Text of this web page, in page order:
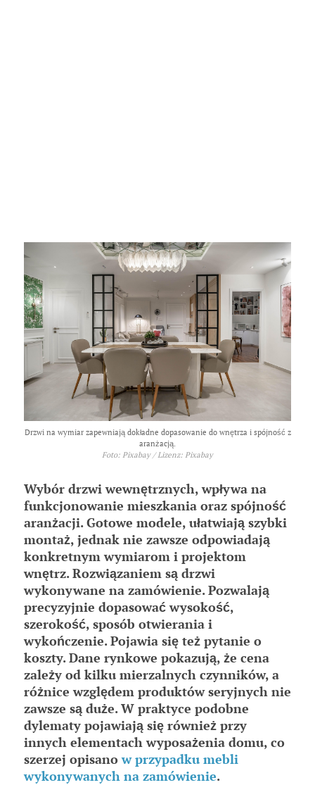
Drzwi na wymiar zapewniają dokładne dopasowanie do wnętrza i spójność z
aranżacją.
Foto: Pixabay / Lizenz: Pixabay
Wybór drzwi wewnętrznych, wpływa na
funkcjonowanie mieszkania oraz spójność
aranżacji. Gotowe modele, ułatwiają szybki
montaż, jednak nie zawsze odpowiadają
konkretnym wymiarom i projektom
wnętrz. Rozwiązaniem są drzwi
wykonywane na zamówienie. Pozwalają
precyzyjnie dopasować wysokość,
szerokość, sposób otwierania i
wykończenie. Pojawia się też pytanie o
koszty. Dane rynkowe pokazują, że cena
zależy od kilku mierzalnych czynników, a
różnice względem produktów seryjnych nie
zawsze są duże. W praktyce podobne
dylematy pojawiają się również przy
innych elementach wyposażenia domu, co
szerzej opisanow przypadku mebli
wykonywanych na zamówienie.